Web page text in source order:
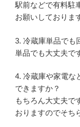
駅前などで有料駐
お願いしておりま
3. 冷蔵庫単品でも
単品でも大丈夫で
4. 冷蔵庫や家電な
できますか？
もちろん大丈夫で
おりますのでそち